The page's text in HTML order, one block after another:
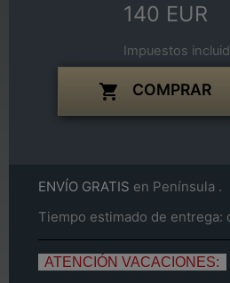
140 EUR
Impuestos
 COMPRAR
ENVÍO GRATIS en Península .
Tiempo estimado de entrega:
ATENCIÓN VACACIONES: